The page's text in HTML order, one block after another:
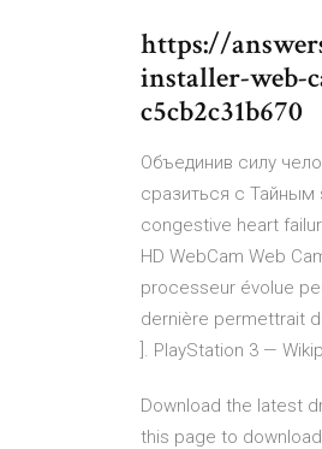
https://
installer-web-
c5cb2c31b670
Объединив силу
сразиться с
congestive heart
HD WebCam Web
processeur évolue
dernière permettrait
]. PlayStation 3 —
Download the latest
this page to